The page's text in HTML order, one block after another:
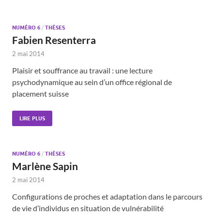
NUMÉRO 6 / THÈSES
Fabien Resenterra
2 mai 2014
Plaisir et souffrance au travail : une lecture
psychodynamique au sein d’un office régional de
placement suisse
LIRE PLUS
NUMÉRO 6 / THÈSES
Marlène Sapin
2 mai 2014
Configurations de proches et adaptation dans le parcours
de vie d’individus en situation de vulnérabilité